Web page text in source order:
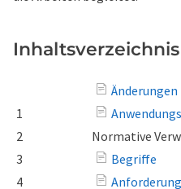
Inhaltsverzeichnis
Änderungen
1
2
Normative
3
Begriffe
4